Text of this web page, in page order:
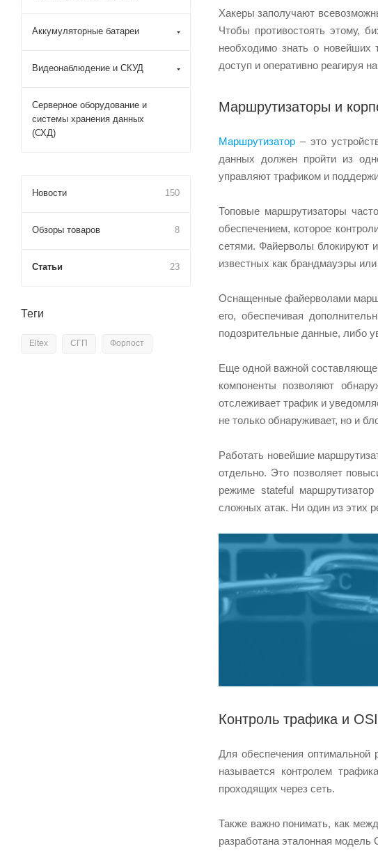
Хакеры заполучают
Чтобы противостоять этому,
необходимо знать о новейших
доступ и оперативно реагируя
Маршрутизаторы и
Маршрутизатор – это
данных должен пройти из
управляют трафиком и
Топовые маршрутизаторы
обеспечением, которое
сетями. Файерволы блокируют
известных как брандмауэры
Оснащенные файерволами
его, обеспечивая
подозрительные данные, либо
Еще одной важной
компоненты позволяют
отслеживает трафик и
не только обнаруживает, но и
Работать новейшие
отдельно. Это позволяет
режиме stateful
сложных атак. Ни один из этих
Контроль трафика и OSI
Для обеспечения оптимальной
называется контролем
проходящих через сеть.
Также важно понимать, как
разработана эталонная
Аккумуляторные батареи
Видеонаблюдение и СКУД
Серверное оборудование и
системы хранения данных
(СХД)
Новости 150
Обзоры товаров 8
Статьи 23
Теги
Eltex СГП Форпост